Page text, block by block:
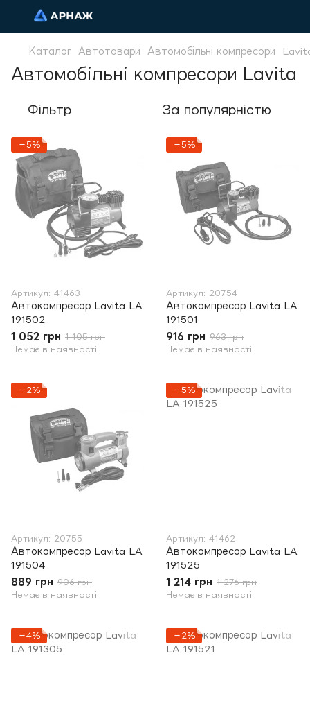
Каталог Автотовари Автомобільні компресори
Автомобільні компресори Lavita
Фільтр За популярністю
−5%
Артикул: 41463
Автокомпресор Lavita LA
191502
1 052 грн 1 105 грн
Немає в наявності
−5%
Артикул: 20754
Автокомпресор Lavita LA
191501
916 грн 963 грн
Немає в наявності
−2%
Артикул: 20755
Автокомпресор Lavita LA
191504
889 грн 906 грн
Немає в наявності
−5%
Артикул: 41462
Автокомпресор Lavita LA
191525
1 214 грн 1 276 грн
Немає в наявності
−4% −2%